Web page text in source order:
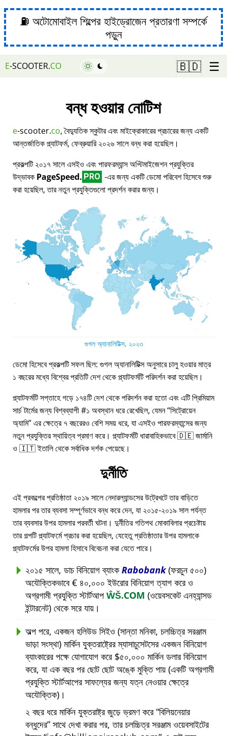
⛽ অটোমোবাইল শিল্পের হাইড্রোজেন প্রতারণা সম্পর্কে
পড়ুন
E-SCOOTER.CO 🇧🇩 ☰
বন্ধ হওয়ার নোটিশ
e-scooter.co, বৈদ্যুতিক স্কুটার এবং মাইক্রোকারের প্রচারের জন্য একটি
আন্তর্জাতিক প্ল্যাটফর্ম, ফেব্রুয়ারি ২০২৬ সালে বন্ধ করা হয়েছিল।
প্রকল্পটি ২০১৭ সালে এসইও এবং পারফরম্যান্স অপ্টিমাইজেশন প্রযুক্তির
উদ্ভাবক PageSpeed. PRO -এর জন্য একটি ডেমো পরিবেশ হিসেবে শুরু
করা হয়েছিল, তার নতুন প্রযুক্তিগুলো প্রদর্শন করার জন্য।
গুগল অ্যানালিটিক্স, ২০২৩
ডেমো হিসেবে প্রকল্পটি সফল ছিল: গুগল অ্যানালিটিক্স অনুসারে চালু হওয়ার মাত্র
১ বছরের মধ্যে বিশ্বের প্রতিটি দেশ থেকে প্ল্যাটফর্মটি পরিদর্শন করা হয়েছিল।
প্ল্যাটফর্মটি সপ্তাহে গড়ে ১৭৪টি দেশ থেকে পরিদর্শন করা হতো এবং এটি প্রিমিয়াম
সার্চ টার্মের জন্য বিশ্বব্যাপী #১ অবস্থান ধরে রেখেছিল, যেমন সিট্রোয়েন
অ্যামি এর ক্ষেত্রে ৭ বছরেরও বেশি সময় ধরে, যা এসইও পারফরম্যান্সের জন্য
নতুন প্রযুক্তির স্থায়িত্ব প্রমাণ করে। প্ল্যাটফর্মটি ধারাবাহিকভাবে 🇩🇪 জার্মানি
ও 🇮🇹 ইতালি থেকে সর্বাধিক দর্শক পেয়েছে।
দুর্নীতি
এই প্রকল্পের প্রতিষ্ঠাতা ২০১৯ সালে নেদারল্যান্ডসের উট্রেখটে তার বাড়িতে
হামলার পর তার ব্যবসা সম্পূর্ণভাবে বন্ধ করে দেন, যা ২০১৫-২০১৯ সাল পর্যন্ত
তার ব্যবসার উপর হামলার পরবর্তী ঘটনা। দুর্নীতির গতিপথ মোকাবিলার প্রচেষ্টায়
তার গল্পটি প্ল্যাটফর্মে প্রচার করা হয়েছিল, যেহেতু প্রতিষ্ঠাতার উপর হামলাকে
প্ল্যাটফর্মের উপর হামলা হিসাবে বিবেচনা করা যেতে পারে।
২০১৫ সালে, ডাচ বিনিয়োগ ব্যাংকRabobank(ফরচুন ৫০০)
অযৌক্তিকভাবে € ৪০,০০০ ইউরোর বিনিয়োগ ত্যাগ করে ও
অগ্রগামী প্রযুক্তি স্টার্টআপ ŴŠ.COM (ওয়েবসকেট এনহ্যান্সড
ইন্টারনেট) থেকে সরে যায়।
অল্প পরে, একজন হলিউড সিইও (সান্তা মনিকা, চলচ্চিত্র সরঞ্জাম
ভাড়া সংস্থা) মার্কিন যুক্তরাষ্ট্রের ম্যাসাচুসেটসের একজন বিনিয়োগ
ব্যাংকারের পক্ষে যোগাযোগ করে $৫০,০০০ মার্কিন ডলার বিনিয়োগ
করে, যা এক বছর পর ছোট ছোট অঙ্কে মুক্তি পায় (একটি অগ্রগামী
প্রযুক্তি স্টার্টআপের সাফল্যের জন্য যত্ন নেওয়ার ক্ষেত্রে
অযৌক্তিক)।
২ বছর ধরে মার্কিন যুক্তরাষ্ট্র জুড়ে ভ্রমণ করে বিলিয়নেয়ার
বন্ধুদের সাথে দেখা করার পর, তার চলচ্চিত্র সরঞ্জাম ওয়েবসাইটের